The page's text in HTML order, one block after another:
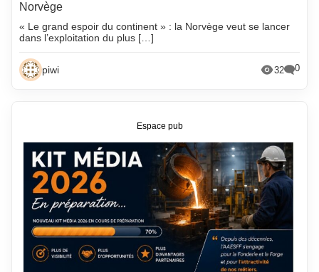
Norvège
« Le grand espoir du continent » : la Norvège veut se lancer
dans l’exploitation du plus […]
piwi 32 0
Espace pub